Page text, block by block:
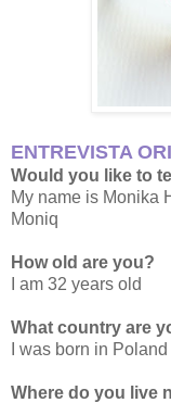
ENTREVISTA
Would you like to
My name is Monika
Moniq
How old are you?
I am 32 years old
What country are
I was born in Poland
Where do you live